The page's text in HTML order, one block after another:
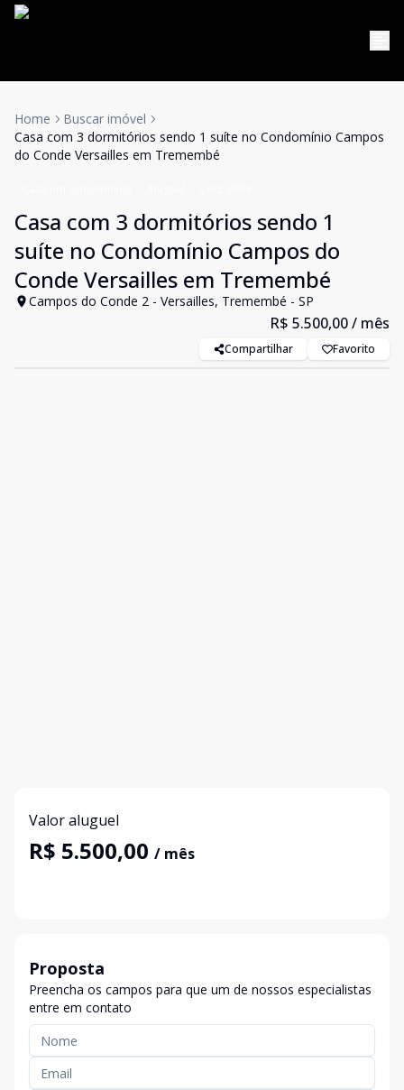
Home
Buscar imóvel
Casa com 3 dormitórios sendo 1 suíte no Condomínio Campos
do Conde Versailles em Tremembé
Casa com 3 dormitórios sendo 1
suíte no Condomínio Campos do
Conde Versailles em Tremembé
Campos do Conde 2 - Versailles, Tremembé - SP
R$ 5.500,00/ mês
Compartilhar Favorito
Valor aluguel
R$ 5.500,00 / mês
Proposta
Preencha os campos para que um de nossos especialistas
entre em contato